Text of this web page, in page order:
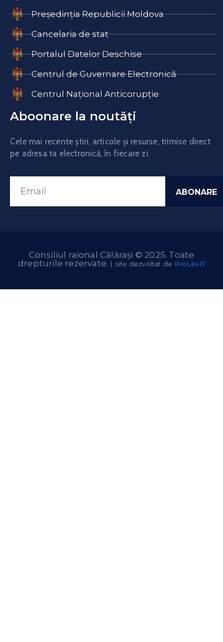
Președinția Republicii Moldova
Cancelaria de stat
Portalul Datelor Deschise
Centrul de Guvernare Electronică
Centrul Național Anticorupție
Aboonare la noutăți
Cele mai recente știri, articole și resurse, trimise direct
pe adresa ta electronică, în fiecare zi.
Consiliul raional Călărași © 2025. Toate
drepturile rezervate. | site dezvoltat de ProLexIT